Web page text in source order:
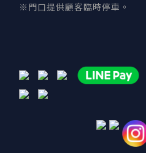
※門口提供顧客臨時停車。